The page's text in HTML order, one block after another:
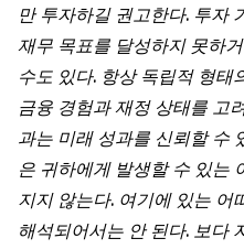
만 투자하길 권고한다. 투자
재무 목표를 달성하지 못하
수도 있다. 항상 독립적 형태
금융 경험과 재정 상태를 고
과는 미래 성과를 신뢰할 수
은 귀하에게 발생할 수 있는
지지 않는다. 여기에 있는 어
해석되어서는 안 된다. 보다